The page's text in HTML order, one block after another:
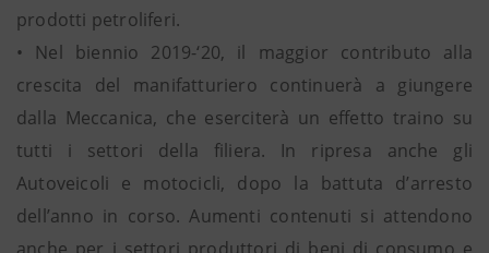
prodotti petroliferi.
• Nel biennio 2019-‘20, il maggior contributo alla
crescita del manifatturiero continuerà a giungere
dalla Meccanica, che eserciterà un effetto traino su
tutti i settori della filiera. In ripresa anche gli
Autoveicoli e motocicli, dopo la battuta d’arresto
dell’anno in corso. Aumenti contenuti si attendono